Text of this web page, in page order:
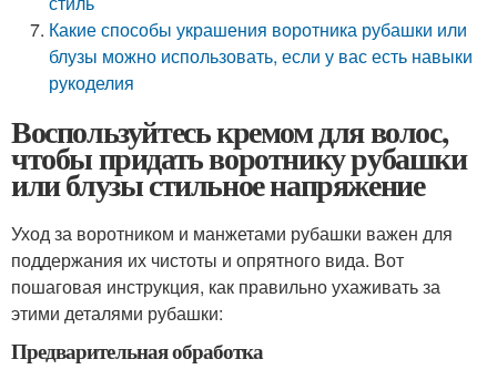
Какие способы украшения воротника рубашки или
блузы можно использовать, если у вас есть навыки
рукоделия
Воспользуйтесь кремом для волос,
чтобы придать воротнику рубашки
или блузы стильное напряжение
Уход за воротником и манжетами рубашки важен для
поддержания их чистоты и опрятного вида. Вот
пошаговая инструкция, как правильно ухаживать за
этими деталями рубашки:
Предварительная обработка